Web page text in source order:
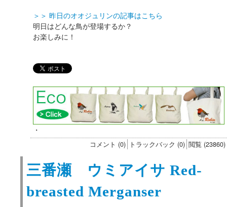
＞＞ 昨日のオオジュリンの記事はこちら
明日はどんな鳥が登場するか？
お楽しみに！
・
コメント (0) トラックバック (0) 閲覧 (23860)
三番瀬 ウミアイサ Red-
breasted Merganser